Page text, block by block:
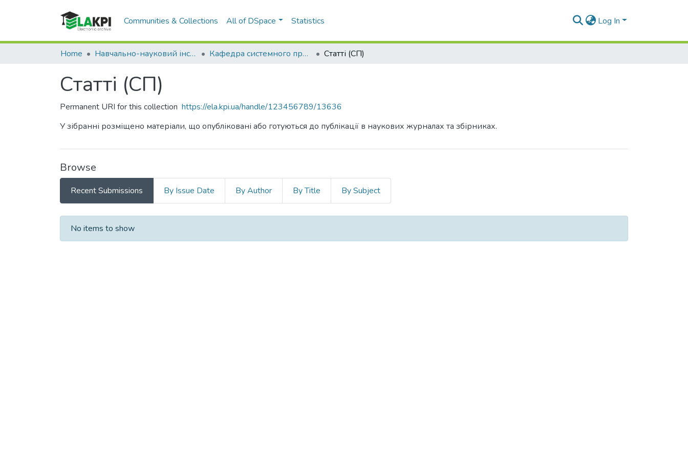
Communities & Collections All of DSpace Statistics Log In
Home Навчально-науковий інститут прикладного системного аналізу (НН ІПСА) Кафедра системного проектування (СП) Статті (СП)
Статті (СП)
Permanent URI for this collection https://ela.kpi.ua/handle/123456789/13636
У зібранні розміщено матеріали, що опубліковані або готуються до публікації в наукових журналах та збірниках.
Browse
Recent Submissions By Issue Date By Author By Title By Subject
Recent Submissions
No items to show